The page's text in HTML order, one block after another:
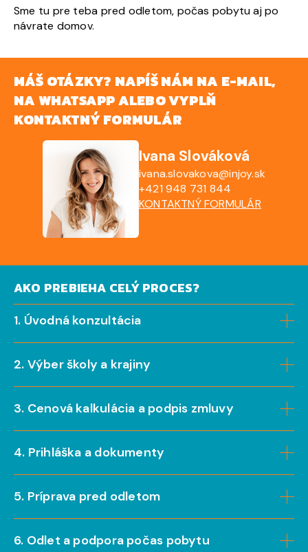
Sme tu pre teba pred odletom, počas pobytu aj po
návrate domov.
MÁŠ OTÁZKY? NAPÍŠ NÁM NA E-MAIL,
NA WHATSAPP ALEBO VYPLŇ
KONTAKTNÝ FORMULÁR
Ivana Slováková
ivana.slovakova@injoy.sk
+421 948 731 844
KONTAKTNÝ FORMULÁR
AKO PREBIEHA CELÝ PROCES?
1. Úvodná konzultácia
2. Výber školy a krajiny
3. Cenová kalkulácia a podpis zmluvy
4. Prihláška a dokumenty
5. Príprava pred odletom
6. Odlet a podpora počas pobytu